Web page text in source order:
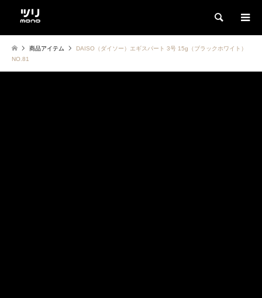
検索
商品アイテム
DAISO（ダイソー）エギスパート 3号 15g（ブラックホワイト）
NO.81